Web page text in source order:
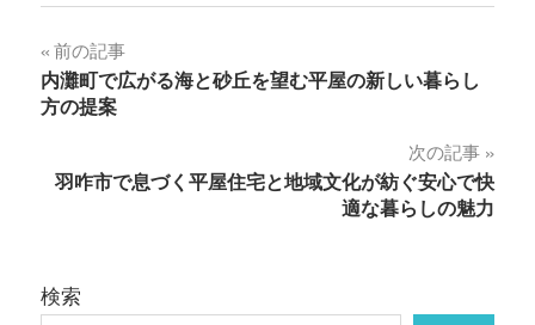
投
稿
ビ
ー
前の記事
内灘町で広がる海と砂丘を望む平屋の新しい暮らし
方の提案
次の記事
羽咋市で息づく平屋住宅と地域文化が紡ぐ安心で快
適な暮らしの魅力
検索